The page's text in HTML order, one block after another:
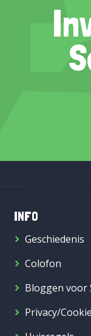
INFO
Geschiedenis
Colofon
Bloggen voor
Privacy/